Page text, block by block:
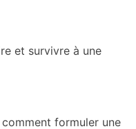
et survivre à une
formuler une